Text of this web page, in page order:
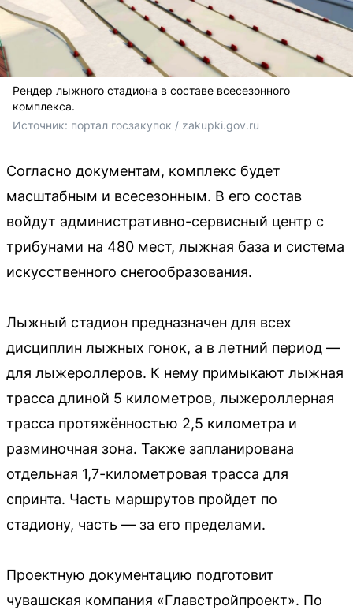
Рендер лыжного стадиона в составе всесезонного
комплекса.
Источник: портал госзакупок / zakupki.gov.ru
Согласно документам, комплекс будет
масштабным и всесезонным. В его состав
войдут административно-сервисный центр с
трибунами на 480 мест, лыжная база и система
искусственного снегообразования.
Лыжный стадион предназначен для всех
дисциплин лыжных гонок, а в летний период —
для лыжероллеров. К нему примыкают лыжная
трасса длиной 5 километров, лыжероллерная
трасса протяжённостью 2,5 километра и
разминочная зона. Также запланирована
отдельная 1,7-километровая трасса для
спринта. Часть маршрутов пройдет по
стадиону, часть — за его пределами.
Проектную документацию подготовит
чувашская компания «Главстройпроект». По